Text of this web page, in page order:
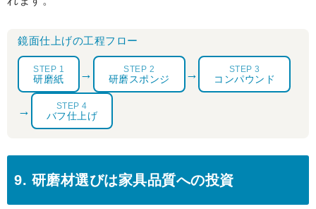
鏡面仕上げの工程フロー
STEP 1
研磨紙 → STEP 2
研磨スポンジ → STEP 3
コンパウンド
→ STEP 4
バフ仕上げ
9. 研磨材選びは家具品質への投資